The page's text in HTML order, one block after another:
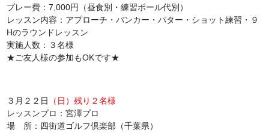
プレー費：7,000円（昼食別・練習ボール代別）
レッスン内容：アプローチ・バンカー・パター・ショット練習・９
Hのラウンドレッスン
実施人数：３名様
★ご友人様の参加もOKです★
３月２２日 （日）残り２名様
レッスンプロ：宮澤プロ
場 所：四街道ゴルフ倶楽部（千葉県）